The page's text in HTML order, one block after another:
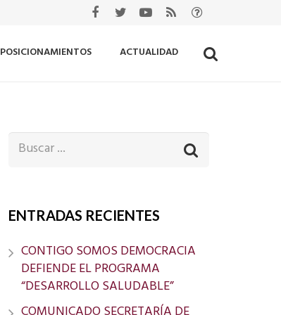
POSICIONAMIENTOS ACTUALIDAD
ENTRADAS RECIENTES
CONTIGO SOMOS DEMOCRACIA
DEFIENDE EL PROGRAMA
“DESARROLLO SALUDABLE”